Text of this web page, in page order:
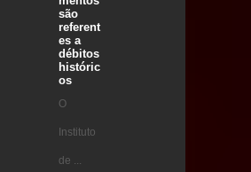
são
referent
es a
débitos
históric
os
O
Instituto
de ...